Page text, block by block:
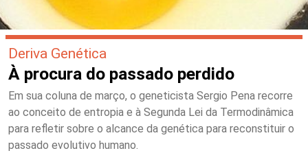
Deriva Genética
À procura do passado perdido
Em sua coluna de março, o geneticista Sergio Pena recorre
ao conceito de entropia e à Segunda Lei da Termodinâmica
para refletir sobre o alcance da genética para reconstituir o
passado evolutivo humano.